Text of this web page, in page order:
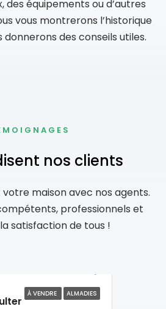
des équipements ou d’autres
vous montrerons l’historique
des conseils utiles.
nos clients
maison avec nos agents.
professionnels et
satisfaction de tous !
À VENDRE ALMADIES